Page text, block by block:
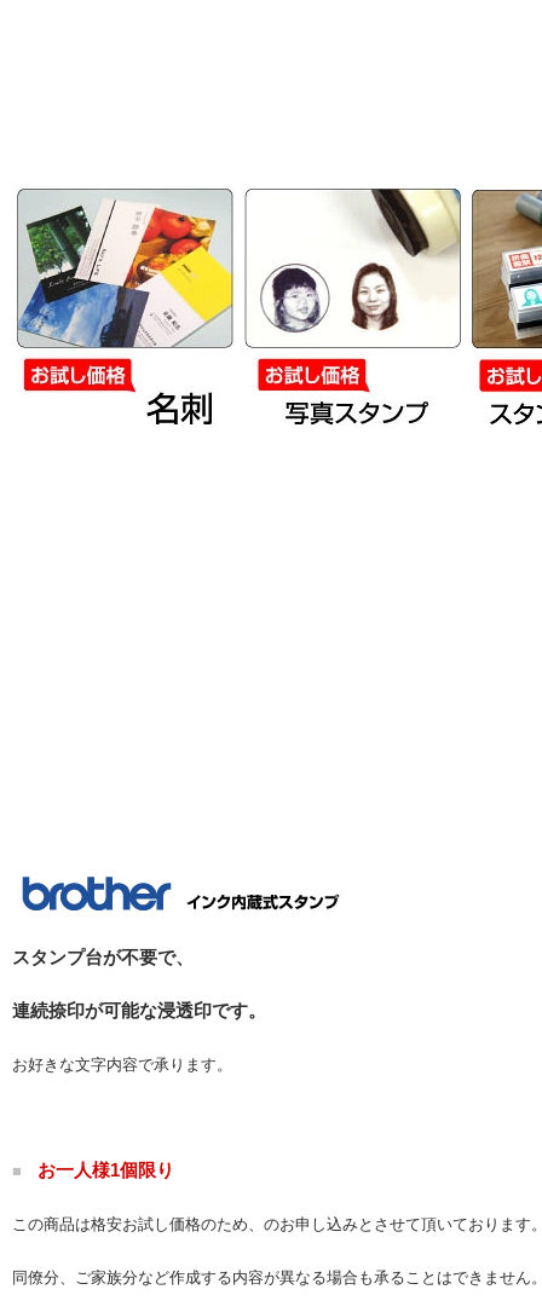
スタンプ台が不要で、
連続捺印が可能な浸透印です。
お好きな文字内容で承ります。
■ お一人様1個限り
この商品は格安お試し価格のため、のお申し込みとさせて頂いております
同僚分、ご家族分など作成する内容が異なる場合も承ることはできません